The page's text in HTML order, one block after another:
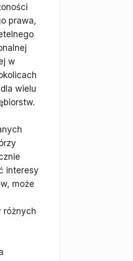
prawa,
w
wielu
interesy
może
różnych